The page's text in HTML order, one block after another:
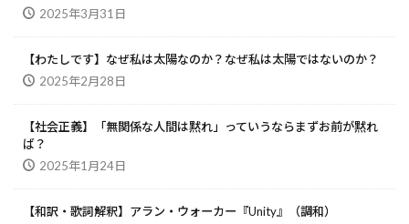
2025年3月31日
【わたしです】なぜ私は太陽なのか？なぜ私は太陽ではないのか？
2025年2月28日
【社会正義】「無関係な人間は黙れ」っていうならまずお前が黙れ
ば？
2025年1月24日
【和訳・歌詞解釈】アラン・ウォーカー『Unity』（調和）